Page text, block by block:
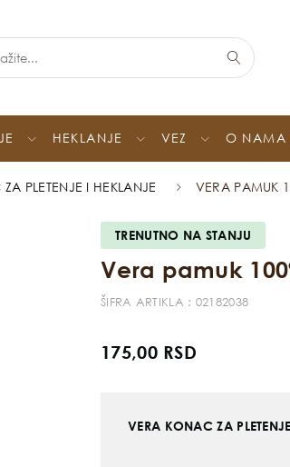
HEKLANJE VEZ O NAMA
PLETENJE I HEKLANJE VERA PAMUK
TRENUTNO NA STANJU
Vera pamuk
ŠIFRA ARTIKLA : 02182038
175,00 RSD
VERA KONAC ZA